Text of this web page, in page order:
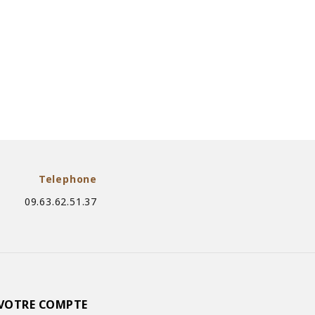
Telephone
09.63.62.51.37
COMPTE